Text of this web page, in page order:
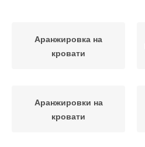
Аранжировка на
кровати
Аранжировки на
кровати